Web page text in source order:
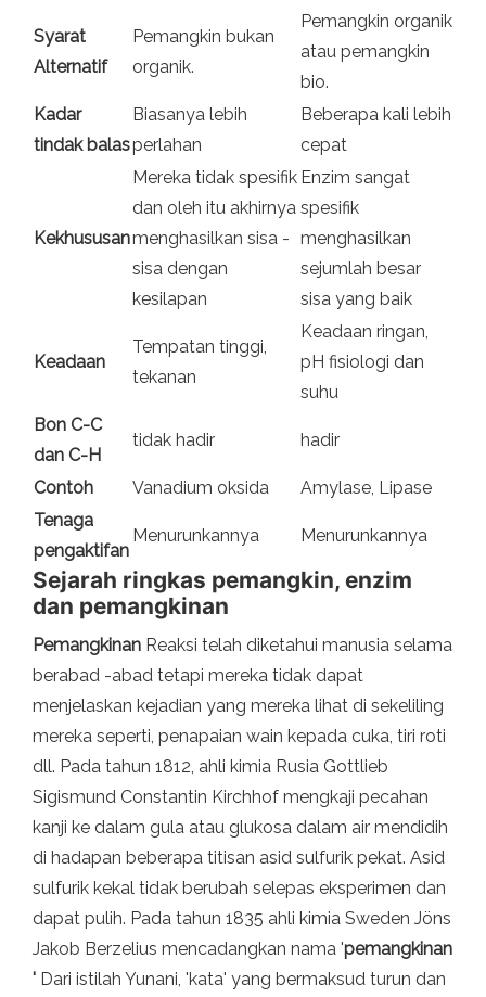
Syarat
Alternatif
Pemangkin bukan
organik.
Pemangkin organik
atau pemangkin
bio.
Kadar
tindak balas
Biasanya lebih
perlahan
Beberapa kali lebih
cepat
Kekhususan
Mereka tidak spesifik
dan oleh itu akhirnya
menghasilkan sisa -
sisa dengan
kesilapan
Enzim sangat
spesifik
menghasilkan
sejumlah besar
sisa yang baik
Keadaan
Tempatan tinggi,
tekanan
Keadaan ringan,
pH fisiologi dan
suhu
Bon C-C
dan C-H
tidak hadir hadir
Contoh Vanadium oksida
Amylase, Lipase
Tenaga
pengaktifan
Menurunkannya Menurunkannya
Sejarah ringkas pemangkin, enzim
dan pemangkinan
Pemangkinan Reaksi telah diketahui manusia selama
berabad -abad tetapi mereka tidak dapat
menjelaskan kejadian yang mereka lihat di sekeliling
mereka seperti, penapaian wain kepada cuka, tiri roti
dll. Pada tahun 1812, ahli kimia Rusia Gottlieb
Sigismund Constantin Kirchhof mengkaji pecahan
kanji ke dalam gula atau glukosa dalam air mendidih
di hadapan beberapa titisan asid sulfurik pekat. Asid
sulfurik kekal tidak berubah selepas eksperimen dan
dapat pulih. Pada tahun 1835 ahli kimia Sweden Jöns
Jakob Berzelius mencadangkan nama 'pemangkinan
' Dari istilah Yunani, 'kata' yang bermaksud turun dan